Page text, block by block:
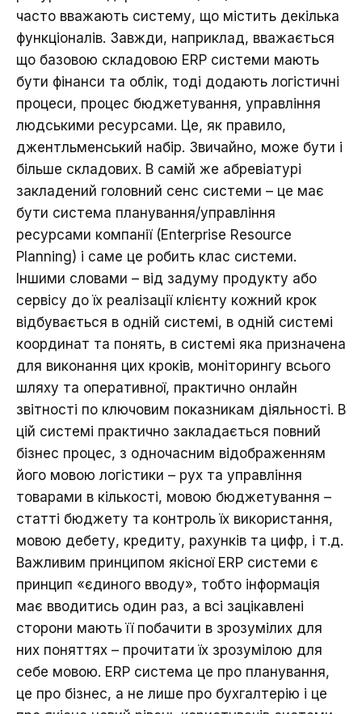
часто вважають систему, що містить декілька
функціоналів. Завжди, наприклад, вважається
що базовою складовою ERP системи мають
бути фінанси та облік, тоді додають логістичні
процеси, процес бюджетування, управління
людськими ресурсами. Це, як правило,
джентльменський набір. Звичайно, може бути і
більше складових. В самій же абревіатурі
закладений головний сенс системи – це має
бути система планування/управління
ресурсами компанії (Enterprise Resource
Planning) і саме це робить клас системи.
Іншими словами – від задуму продукту або
сервісу до їх реалізації клієнту кожний крок
відбувається в одній системі, в одній системі
координат та понять, в системі яка призначена
для виконання цих кроків, моніторингу всього
шляху та оперативної, практично онлайн
звітності по ключовим показникам діяльності. В
цій системі практично закладається повний
бізнес процес, з одночасним відображенням
його мовою логістики – рух та управління
товарами в кількості, мовою бюджетування –
статті бюджету та контроль їх використання,
мовою дебету, кредиту, рахунків та цифр, і т.д.
Важливим принципом якісної ERP системи є
принцип «єдиного вводу», тобто інформація
має вводитись один раз, а всі зацікавлені
сторони мають її побачити в зрозумілих для
них поняттях – прочитати їх зрозумілою для
себе мовою. ERP система це про планування,
це про бізнес, а не лише про бухгалтерію і це